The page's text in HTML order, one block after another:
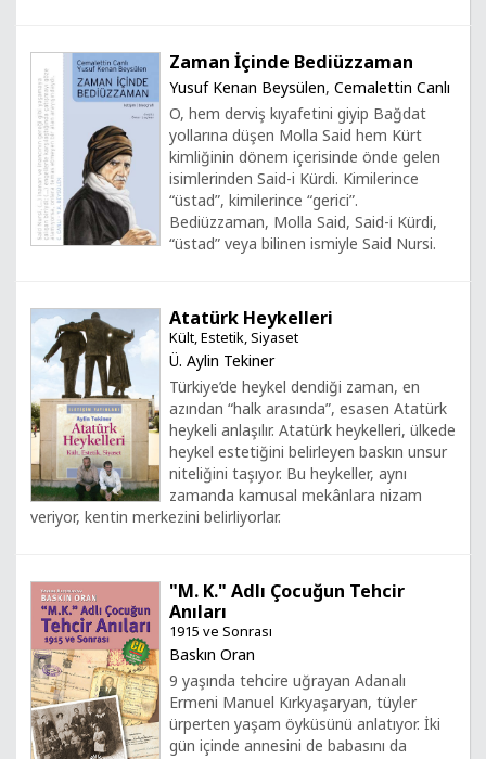
Zaman İçinde Bediüzzaman
Yusuf Kenan Beysülen, Cemalettin Canlı
O, hem derviş kıyafetini giyip Bağdat
yollarına düşen Molla Said hem Kürt
kimliğinin dönem içerisinde önde gelen
isimlerinden Said-i Kürdi. Kimilerince
“üstad”, kimilerince “gerici”.
Bediüzzaman, Molla Said, Said-i Kürdi,
“üstad” veya bilinen ismiyle Said Nursi.
Atatürk Heykelleri
Kült, Estetik, Siyaset
Ü. Aylin Tekiner
Türkiye’de heykel dendiği zaman, en
azından “halk arasında”, esasen Atatürk
heykeli anlaşılır. Atatürk heykelleri, ülkede
heykel estetiğini belirleyen baskın unsur
niteliğini taşıyor. Bu heykeller, aynı
zamanda kamusal mekânlara nizam
veriyor, kentin merkezini belirliyorlar.
"M. K." Adlı Çocuğun Tehcir
Anıları
1915 ve Sonrası
Baskın Oran
9 yaşında tehcire uğrayan Adanalı
Ermeni Manuel Kırkyaşaryan, tüyler
ürperten yaşam öyküsünü anlatıyor. İki
gün içinde annesini de babasını da